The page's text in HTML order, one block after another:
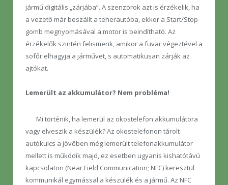
jármű digitális „zárjába”. A szenzorok azt is érzékelik, ha
a vezető már beszállt a teherautóba, ekkor a Start/Stop-
gomb megnyomásával a motor is beindítható. Az
érzékelők szintén felismerik, amikor a fuvar végeztével a
sofőr elhagyja a járművet, s automatikusan zárják az
ajtókat.
Lemerült az akkumulátor? Nem probléma!
Mi történik, ha lemerül az okostelefon akkumulátora
vagy elveszik a készülék? Az okostelefonon tárolt
autókulcs a jövőben még lemerült telefonakkumulátor
mellett is működik majd, ez esetben ugyanis kishatótávú
kapcsolaton (Near Field Communication; NFC) keresztül
kommunikál egymással a készülék és a jármű. Az NFC